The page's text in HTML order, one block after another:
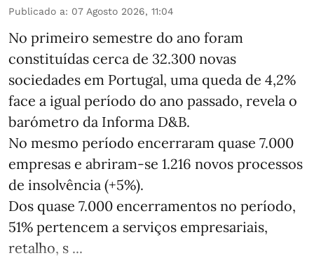
Publicado a: 07 Agosto 2026, 11:04
No primeiro semestre do ano foram
constituídas cerca de 32.300 novas
sociedades em Portugal, uma queda de 4,2%
face a igual período do ano passado, revela o
barómetro da Informa D&B.
No mesmo período encerraram quase 7.000
empresas e abriram‑se 1.216 novos processos
de insolvência (+5%).
Dos quase 7.000 encerramentos no período,
51% pertencem a serviços empresariais,
retalho, s ...